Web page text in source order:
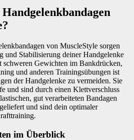
von MuscleStyle sorgen
und Stabilisierung deiner Handgelenke
schweren Gewichten im Bankdrücken,
und anderen Trainingsübungen ist
der Handgelenke zu vermeiden. Sie
und sind durch einen Klettverschluss
gut verarbeiteten Bandagen
und sind dein optimaler
im Überblick